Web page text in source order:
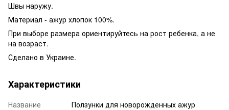
Швы наружу.
Материал - ажур хлопок 100%.
При выборе размера ориентируйтесь на рост ребенка, а не
на возраст.
Сделано в Украине.
Характеристики
Название
Ползунки для новорожденных ажур